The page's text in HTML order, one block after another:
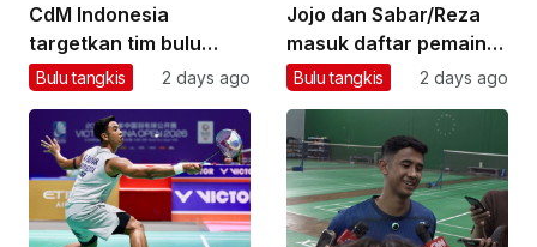
CdM Indonesia
targetkan tim bulu
tangkis boyong emas
Bulu tangkis 2 days ago
Jojo dan Sabar/Reza
masuk daftar pemain
untuk Asian Games
Bulu tangkis 2 days ago